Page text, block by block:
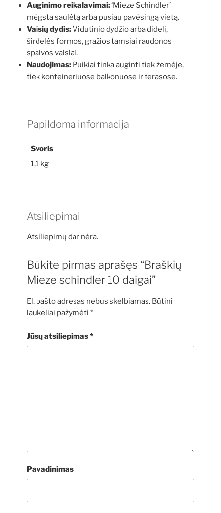
Auginimo reikalavimai:‘Mieze Schindler’
mėgsta saulėtą arba pusiau pavėsingą vietą.
Vaisių dydis:Vidutinio dydžio arba dideli,
širdelės formos, gražios tamsiai raudonos
spalvos vaisiai.
Naudojimas: Puikiai tinka auginti tiek žemėje,
tiek konteineriuose balkonuose ir terasose.
Papildoma informacija
Svoris
1,1 kg
Atsiliepimai
Atsiliepimų dar nėra.
Būkite pirmas aprašęs “Braškių
Mieze schindler 10 daigai”
El. pašto adresas nebus skelbiamas. Būtini
laukeliai pažymėti *
Jūsų atsiliepimas*
Pavadinimas